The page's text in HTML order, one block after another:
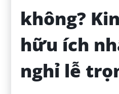
không?
hữu ích
nghỉ lễ